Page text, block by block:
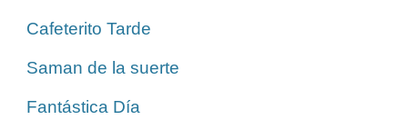
Cafeterito Tarde
Saman de la suerte
Fantástica Día